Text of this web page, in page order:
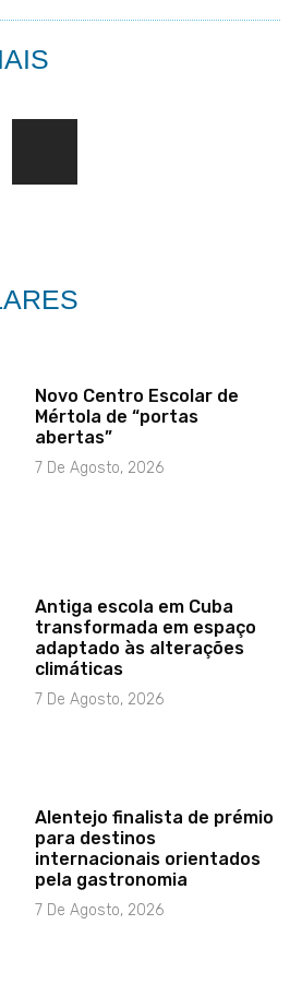
Novo Centro Escolar de
Mértola de “portas
abertas”
7 De Agosto, 2026
Antiga escola em Cuba
transformada em espaço
adaptado às alterações
climáticas
7 De Agosto, 2026
Alentejo finalista de prémio
para destinos
internacionais orientados
pela gastronomia
7 De Agosto, 2026